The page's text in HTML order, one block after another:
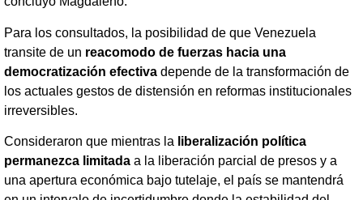
Para los consultados, la posibilidad de que Venezuela
transite de un reacomodo de fuerzas hacia una
democratización efectiva depende de la transformación de
los actuales gestos de distensión en reformas institucionales
irreversibles.
Consideraron que mientras la liberalización política
permanezca limitada a la liberación parcial de presos y a
una apertura económica bajo tutelaje, el país se mantendrá